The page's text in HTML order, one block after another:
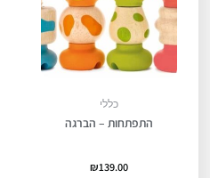
כללי
התפתחות – הברגה
₪139.00